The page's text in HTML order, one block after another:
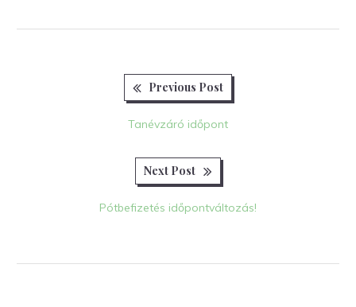
Previous Post
Tanévzáró időpont
Next Post
Pótbefizetés időpontváltozás!